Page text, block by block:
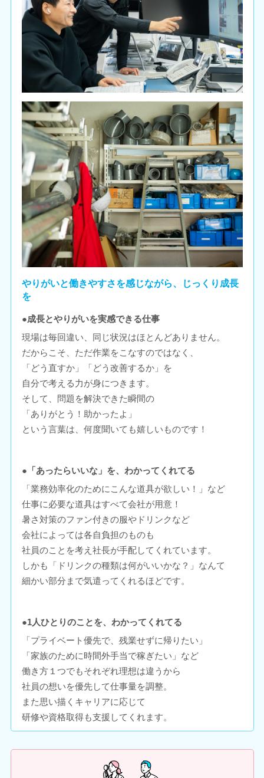
やりがいと働きやすさを感じながら、じっくり成長
を
●成長とやりがいを実感できる仕事
現場は毎回違い、同じ状況はほとんどありません。
だからこそ、ただ作業をこなすのではなく、
「どう直すか」「どう改善するか」を
自分で考える力が身につきます。
そして、問題を解決できた瞬間の
「ありがとう！助かったよ」
という言葉は、何度聞いても嬉しいものです！
●「あったらいいな」を、わかってくれてる
「業務効率化のためにこんな道具が欲しい！」など
仕事に必要な道具はすべて会社が用意！
暑さ対策のファン付きの服やドリンクなど
会社によっては各自負担のものも
社員のことを考え社長が手配してくれています。
しかも「ドリンクの種類は何がいいかな？」なんて
細かい部分まで気遣ってくれるほどです。
●1人ひとりのことを、わかってくれてる
「プライベート優先で、残業せずに帰りたい」
「家族のために時間外手当で稼ぎたい」など
働き方１つでもそれぞれ理想は違うから
社員の想いを優先して仕事量を調整。
また思い描くキャリアに応じて
研修や資格取得も支援してくれます。